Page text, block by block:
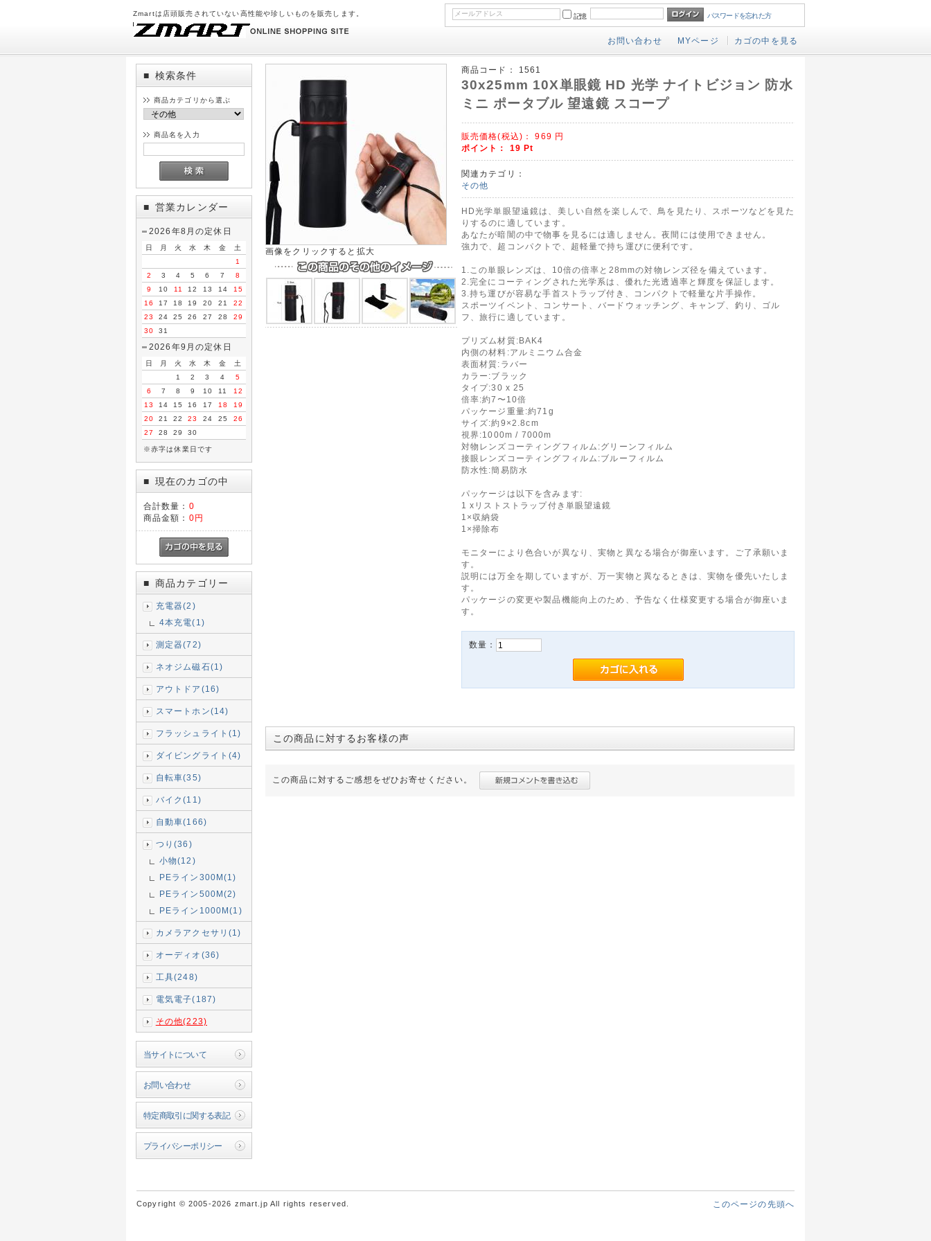
Zmartは店頭販売されていない高性能や珍しいものを販売します。 記憶 パスワードを忘れた方
お問い合わせ MYページ カゴの中を見る
■ 検索条件
商品カテゴリから選ぶ
商品名を入力
■ 営業カレンダー
2026年8月の定休日
日 月 火 水 木 金
土
1
2
3 4 5 6 7
8
9
10 11 12 13 14
15
16
17 18 19 20 21
22
23
24 25 26 27 28
29
30
31
2026年9月の定休日
日 月 火 水 木 金
土
1
2 3 4
5
6
7 8 9 10 11
12
13
14 15 16 17 18
19
20
21 22 23 24 25
26
27
28 29 30
※赤字は休業日です
■ 現在のカゴの中
合計数量： 0
商品金額： 0円
■ 商品カテゴリー
充電器(2)
4本充電(1)
測定器(72)
ネオジム磁石(1)
アウトドア(16)
スマートホン(14)
フラッシュライト(1)
ダイビングライト(4)
自転車(35)
バイク(11)
自動車(166)
つり(36)
小物(12)
PEライン300M(1)
PEライン500M(2)
PEライン1000M(1)
カメラアクセサリ(1)
オーディオ(36)
工具(248)
電気電子(187)
その他(223)
当サイトについて
お問い合わせ
特定商取引に関する表記
プライバシーポリシー
画像をクリックすると拡大
商品コード： 1561
30x25mm 10X単眼鏡 HD 光学 ナイトビジョン 防水
ミニ ポータブル 望遠鏡 スコープ
販売価格(税込)：969 円
ポイント： 19Pt
関連カテゴリ：
その他
HD光学単眼望遠鏡は、美しい自然を楽しんで、鳥を見たり、スポーツなどを見た
りするのに適しています。
あなたが暗闇の中で物事を見るには適しません。夜間には使用できません。
強力で、超コンパクトで、超軽量で持ち運びに便利です。
1.この単眼レンズは、10倍の倍率と28mmの対物レンズ径を備えています。
2.完全にコーティングされた光学系は、優れた光透過率と輝度を保証します。
3.持ち運びが容易な手首ストラップ付き、コンパクトで軽量な片手操作。
スポーツイベント、コンサート、バードウォッチング、キャンプ、釣り、ゴル
フ、旅行に適しています。
プリズム材質:BAK4
内側の材料:アルミニウム合金
表面材質:ラバー
カラー:ブラック
タイプ:30 x 25
倍率:約7〜10倍
パッケージ重量:約71g
サイズ:約9×2.8cm
視界:1000m / 7000m
対物レンズコーティングフィルム:グリーンフィルム
接眼レンズコーティングフィルム:ブルーフィルム
防水性:簡易防水
パッケージは以下を含みます:
1 xリストストラップ付き単眼望遠鏡
1×収納袋
1×掃除布
モニターにより色合いが異なり、実物と異なる場合が御座います。ご了承願いま
す。
説明には万全を期していますが、万一実物と異なるときは、実物を優先いたしま
す。
パッケージの変更や製品機能向上のため、予告なく仕様変更する場合が御座いま
す。
数量：
この商品に対するお客様の声
この商品に対するご感想をぜひお寄せください。
このページの先頭へ
Copyright © 2005-2026 zmart.jp All rights reserved.